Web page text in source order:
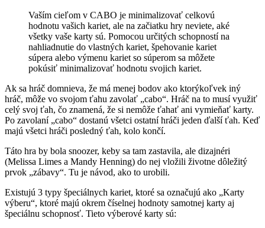
Vaším cieľom v CABO je minimalizovať celkovú
hodnotu vašich kariet, ale na začiatku hry neviete, aké
všetky vaše karty sú. Pomocou určitých schopností na
nahliadnutie do vlastných kariet, špehovanie kariet
súpera alebo výmenu kariet so súperom sa môžete
pokúsiť minimalizovať hodnotu svojich kariet.
Ak sa hráč domnieva, že má menej bodov ako ktorýkoľvek iný
hráč, môže vo svojom ťahu zavolať „cabo“. Hráč na to musí využiť
celý svoj ťah, čo znamená, že si nemôže ťahať ani vymieňať karty.
Po zavolaní „cabo“ dostanú všetci ostatní hráči jeden ďalší ťah. Keď
majú všetci hráči posledný ťah, kolo končí.
Táto hra by bola snoozer, keby sa tam zastavila, ale dizajnéri
(Melissa Limes a Mandy Henning) do nej vložili životne dôležitý
prvok „zábavy“. Tu je návod, ako to urobili.
Existujú 3 typy špeciálnych kariet, ktoré sa označujú ako „Karty
výberu“, ktoré majú okrem číselnej hodnoty samotnej karty aj
špeciálnu schopnosť. Tieto výberové karty sú: